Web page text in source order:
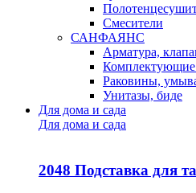
Смесители
САНФАЯНС
Арматура,
Комплектующие
Раковины,
Унитазы, биде
Для дома и сада
Для дома и сада
2048 Подставка для